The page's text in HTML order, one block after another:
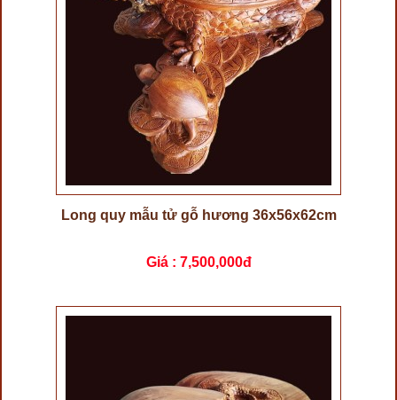
Long quy mẫu tử gỗ hương 36x56x62cm
Giá : 7,500,000đ